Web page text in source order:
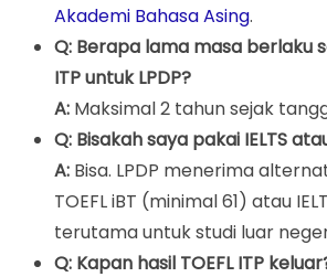
Akademi Bahasa Asing.
Q: Berapa lama masa berlaku
ITP untuk LPDP?
A: Maksimal 2 tahun sejak
Q: Bisakah saya pakai IELTS
A: Bisa. LPDP menerima
TOEFL iBT (minimal 61) atau
terutama untuk studi luar
Q: Kapan hasil TOEFL ITP